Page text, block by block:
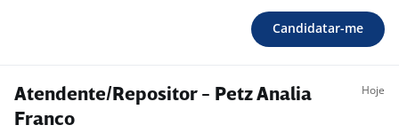
Candidatar-me
Atendente/Repositor - Petz Analia
Franco
Hoje